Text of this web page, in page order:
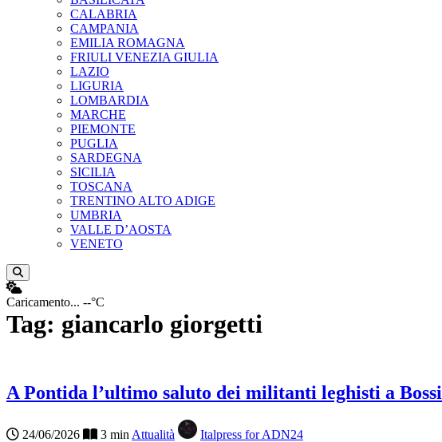
CALABRIA
CAMPANIA
EMILIA ROMAGNA
FRIULI VENEZIA GIULIA
LAZIO
LIGURIA
LOMBARDIA
MARCHE
PIEMONTE
PUGLIA
SARDEGNA
SICILIA
TOSCANA
TRENTINO ALTO ADIGE
UMBRIA
VALLE D’AOSTA
VENETO
Apri ricerca
Caricamento... --°C
Tag: giancarlo giorgetti
A Pontida l’ultimo saluto dei militanti leghisti a Bossi
24/06/2026 3 min Attualità Italpress for ADN24